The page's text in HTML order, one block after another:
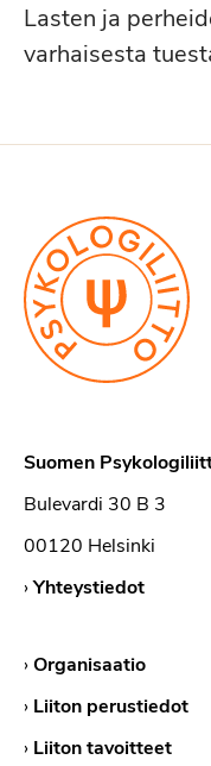
Lasten ja
varhaisesta
Suomen
Bulevardi 30 B 3
00120 Helsinki
›Yhteystiedot
›Organisaatio
› Liiton perustiedot
› Liiton tavoitteet